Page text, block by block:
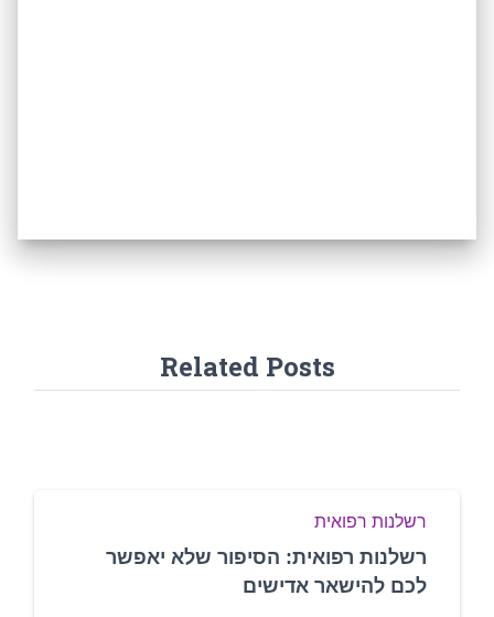
Related Posts
רשלנות רפואית
רשלנות רפואית: הסיפור שלא יאפשר
לכם להישאר אדישים